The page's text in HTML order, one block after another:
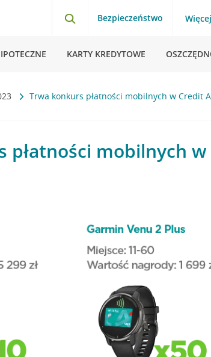
Bezpieczeństwo Więcej
KARTY KREDYTOWE
Trwa konkurs płatności mobilnych w Credit
płatności mobilnych